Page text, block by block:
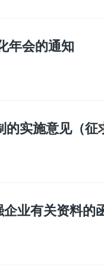
年会的通知
实施意见（征
业有关资料的